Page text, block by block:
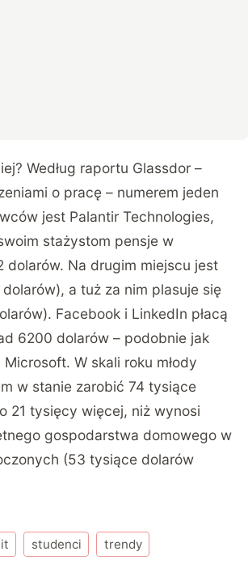
Według raportu Glassdor –
o pracę – numerem jeden
jest Palantir Technologies,
stażystom pensje w
dolarów. Na drugim miejscu jest
a tuż za nim plasuje się
Facebook i LinkedIn płacą
6200 dolarów – podobnie jak
W skali roku młody
w stanie zarobić 74 tysiące
21 tysięcy więcej, niż wynosi
gospodarstwa domowego w
(53 tysiące dolarów
studenci trendy